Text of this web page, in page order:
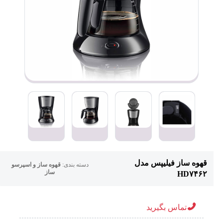
قهوه ساز فیلیپس مدل
HD۷۴۶۲
دسته بندی:قهوه ساز و اسپرسو
ساز
تماس بگیرید